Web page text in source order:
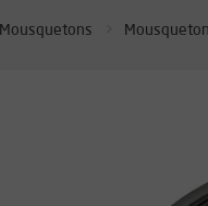
Mousquetons